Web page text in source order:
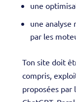
une
une analyse
par les
Ton site doit
compris,
proposées par